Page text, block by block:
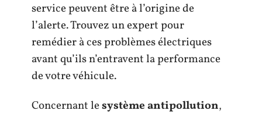
service peuvent être à l’origine de
l’alerte. Trouvez un expert pour
remédier à ces problèmes électriques
avant qu’ils n’entravent la performance
de votre véhicule.
Concernant lesystème antipollution,